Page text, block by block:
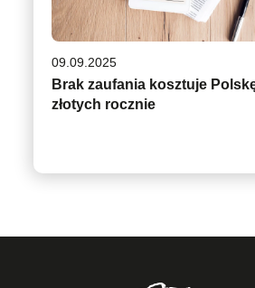
09.09.2025
Brak zaufania kosztuje
złotych rocznie